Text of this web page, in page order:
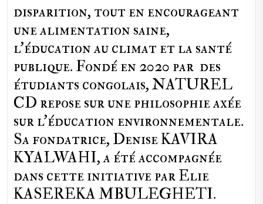
disparition, tout en encourageant
une alimentation saine,
l'éducation au climat et la santé
publique. Fondé en 2020 par des
étudiants congolais, NATUREL
CD repose sur une philosophie axée
sur l'éducation environnementale.
Sa fondatrice, Denise KAVIRA
KYALWAHI, a été accompagnée
dans cette initiative par Elie
KASEREKA MBULEGHETI.